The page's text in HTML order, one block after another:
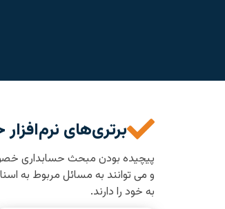
برتری‌های
پیچیده بودن مبحث حسابداری
و می توانند به مسائل مربوط به
به خود را دارند.